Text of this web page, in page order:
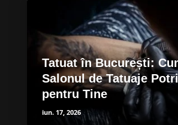
Tatuat în București:
Salonul de Tatuaje
pentru Tine
iun. 17, 2026